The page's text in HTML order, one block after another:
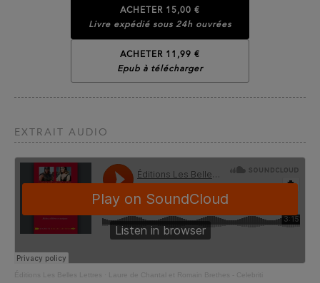
ACHETER 15,00 €
Livre expédié sous 24h ouvrées
ACHETER 11,99 €
Epub à télécharger
EXTRAIT AUDIO
Éditions Les Belles Lettres Laure de Chantal et Romain Brethes - Celebriti